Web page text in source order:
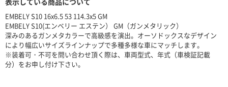
EMBELY S10 16x6.5 53 114.3x5 GM
EMBELY S10(エンベリー エステン） GM（ガンメタリック）
深みのあるガンメタカラーで高級感を演出。オーソドックスなデザイン
により幅広いサイズラインナップで多種多様な車にマッチします。
※装着可・不可を問い合わせ頂く際は、車両型式、年式（車検証記載
分）をお申し付け下さい。